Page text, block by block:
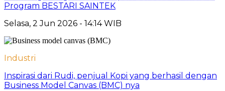
Program BESTARI SAINTEK
Selasa, 2 Jun 2026 - 14:14 WIB
Industri
Inspirasi dari Rudi, penjual Kopi yang berhasil dengan
Business Model Canvas (BMC) nya